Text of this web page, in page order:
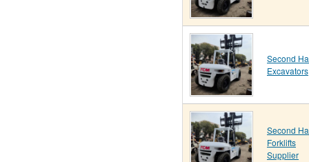
Second
Excavators
Second
Forklifts
Supplier